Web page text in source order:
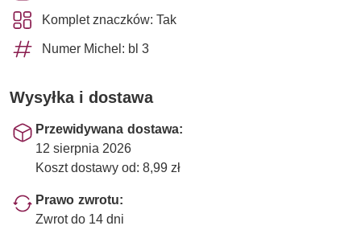
Komplet znaczków: Tak
Numer Michel: bl 3
Wysyłka i dostawa
Przewidywana dostawa:
12 sierpnia 2026
Koszt dostawy od: 8,99 zł
Prawo zwrotu:
Zwrot do 14 dni